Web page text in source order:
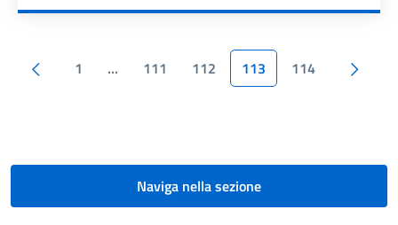
Paginazione
Pagina precedente
1 … 111 112 113 114
Naviga nella sezione